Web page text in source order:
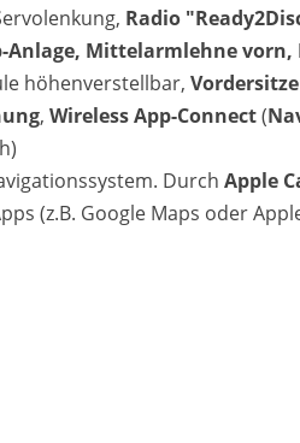
Radio
Anlage, Mittelarmlehne vorn,
höhenverstellbar,
, Wireless App-Connect(
Durch Apple
(z.B. Google Maps oder